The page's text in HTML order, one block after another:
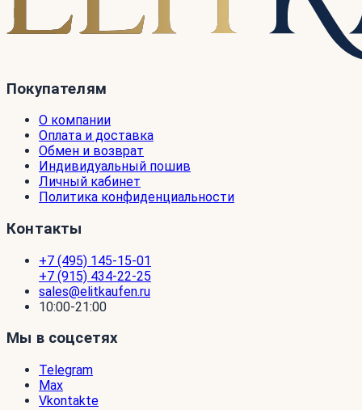
Покупателям
О компании
Оплата и доставка
Обмен и возврат
Индивидуальный пошив
Личный кабинет
Политика конфиденциальности
Контакты
+7 (495) 145-15-01
+7 (915) 434-22-25
sales@elitkaufen.ru
10:00-21:00
Мы в соцсетях
Telegram
Max
Vkontakte